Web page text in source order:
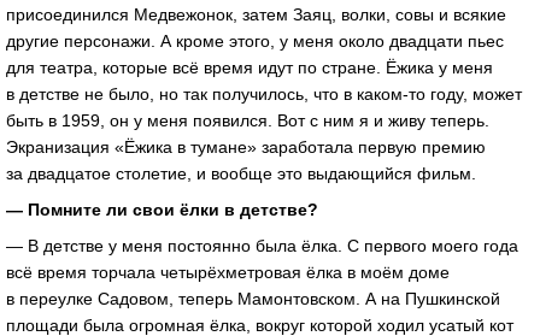
присоединился Медвежонок, затем Заяц, волки, совы и всякие
другие персонажи. А кроме этого, у меня около двадцати пьес
для театра, которые всё время идут по стране. Ёжика у меня
в детстве не было, но так получилось, что в каком-то году, может
быть в 1959, он у меня появился. Вот с ним я и живу теперь.
Экранизация «Ёжика в тумане» заработала первую премию
за двадцатое столетие, и вообще это выдающийся фильм.
— Помните ли свои ёлки в детстве?
— В детстве у меня постоянно была ёлка. С первого моего года
всё время торчала четырёхметровая ёлка в моём доме
в переулке Садовом, теперь Мамонтовском. А на Пушкинской
площади была огромная ёлка, вокруг которой ходил усатый кот